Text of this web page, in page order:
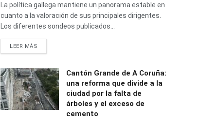
La política gallega mantiene un panorama estable en
cuanto a la valoración de sus principales dirigentes.
Los diferentes sondeos publicados...
LEER MÁS
Cantón Grande de A Coruña:
una reforma que divide a la
ciudad por la falta de
árboles y el exceso de
cemento